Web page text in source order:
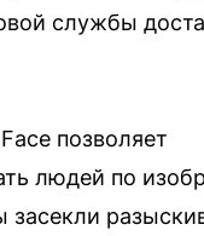
службы
позволяет
людей по
засекли